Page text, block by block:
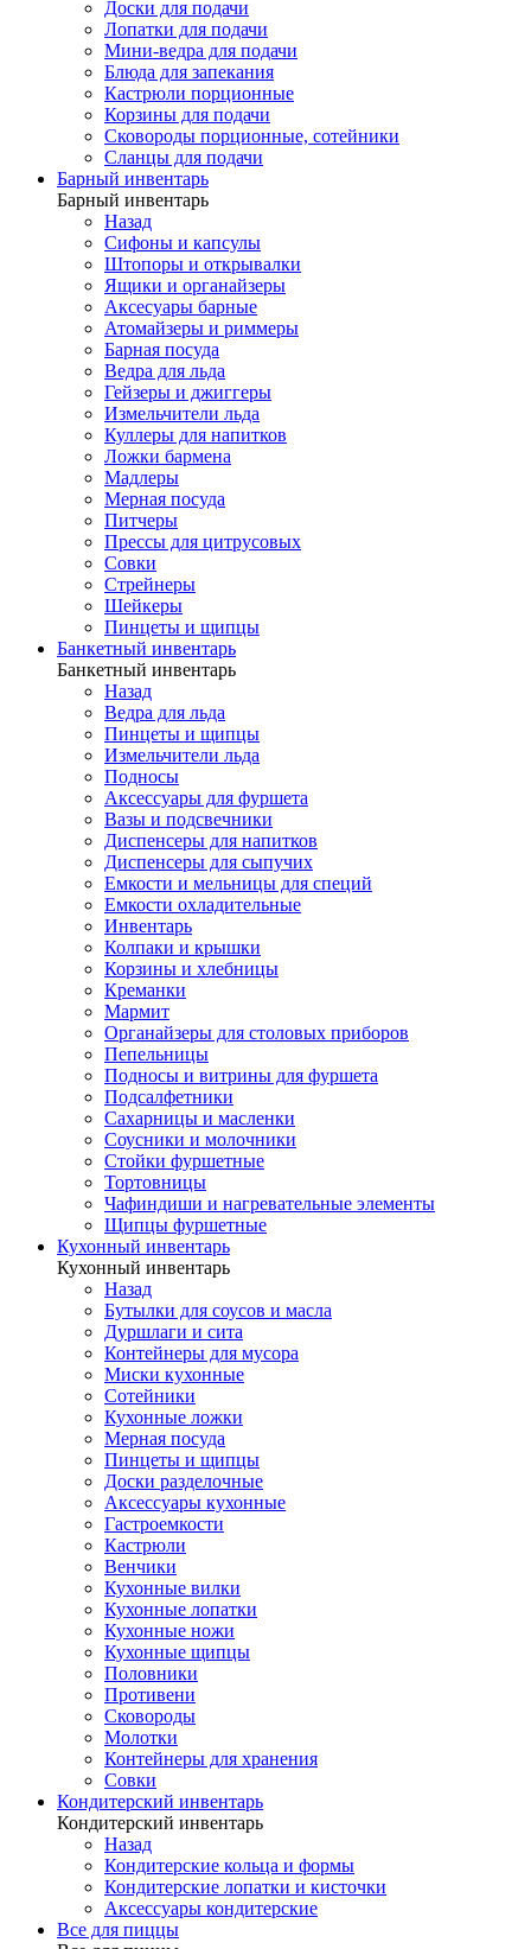
Доски для подачи
Лопатки для подачи
Мини-ведра для подачи
Блюда для запекания
Кастрюли порционные
Корзины для подачи
Сковороды порционные, сотейники
Сланцы для подачи
Барный инвентарь
Барный инвентарь
Назад
Сифоны и капсулы
Штопоры и открывалки
Ящики и органайзеры
Аксесуары барные
Атомайзеры и риммеры
Барная посуда
Ведра для льда
Гейзеры и джиггеры
Измельчители льда
Куллеры для напитков
Ложки бармена
Мадлеры
Мерная посуда
Питчеры
Прессы для цитрусовых
Совки
Стрейнеры
Шейкеры
Пинцеты и щипцы
Банкетный инвентарь
Банкетный инвентарь
Назад
Ведра для льда
Пинцеты и щипцы
Измельчители льда
Подносы
Аксессуары для фуршета
Вазы и подсвечники
Диспенсеры для напитков
Диспенсеры для сыпучих
Емкости и мельницы для специй
Емкости охладительные
Инвентарь
Колпаки и крышки
Корзины и хлебницы
Креманки
Мармит
Органайзеры для столовых приборов
Пепельницы
Подносы и витрины для фуршета
Подсалфетники
Сахарницы и масленки
Соусники и молочники
Стойки фуршетные
Тортовницы
Чафиндиши и нагревательные элементы
Щипцы фуршетные
Кухонный инвентарь
Кухонный инвентарь
Назад
Бутылки для соусов и масла
Дуршлаги и сита
Контейнеры для мусора
Миски кухонные
Сотейники
Кухонные ложки
Мерная посуда
Пинцеты и щипцы
Доски разделочные
Аксессуары кухонные
Гастроемкости
Кастрюли
Венчики
Кухонные вилки
Кухонные лопатки
Кухонные ножи
Кухонные щипцы
Половники
Противени
Сковороды
Молотки
Контейнеры для хранения
Совки
Кондитерский инвентарь
Кондитерский инвентарь
Назад
Кондитерские кольца и формы
Кондитерские лопатки и кисточки
Аксессуары кондитерские
Все для пиццы